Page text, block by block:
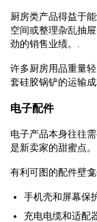
厨房类产品得益于
空间或整理杂乱抽
劲的销售业绩。.
许多厨房用品重量
套硅胶锅铲的运输
电子配件
电子产品本身往往
是新卖家的甜蜜点。.
有利可图的配件壁
手机壳和屏幕保
充电电缆和适配